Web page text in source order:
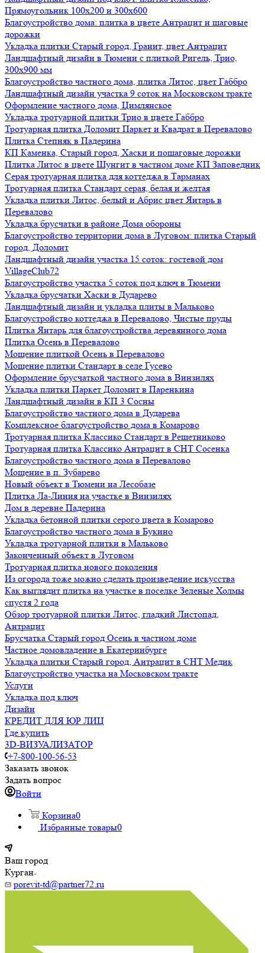
Прямоугольник 100х200 и 300х600
Благоустройство дома: плитка в цвете Антрацит и шаговые
дорожки
Укладка плитки Старый город, Гранит, цвет Антрацит
Ландшафтный дизайн в Тюмени с плиткой Ригель, Трио,
300х900 мм
Благоустройство частного дома, плитка Литос, цвет Габбро
Ландшафтный дизайн участка 9 соток на Московском тракте
Оформление частного дома, Цимлянское
Укладка тротуарной плитки Трио в цвете Габбро
Тротуарная плитка Доломит Паркет и Квадрат в Перевалово
Плитка Степняк в Падерина
КП Каменка, Старый город, Хаски и пошаговые дорожки
Плитка Литос в цвете Шунгит в частном доме КП Заповедник
Серая тротуарная плитка для коттеджа в Тарманах
Тротуарная плитка Стандарт серая, белая и желтая
Укладка плитки Литос, белый и Абрис цвет Янтарь в
Перевалово
Укладка брусчатки в районе Дома обороны
Благоустройство территории дома в Луговом: плитка Старый
город, Доломит
Ландшафтный дизайн участка 15 соток: гостевой дом
VillageClub72
Благоустройство участка 5 соток под ключ в Тюмени
Укладка брусчатки Хаски в Дударево
Ландшафтный дизайн и укладка плиты в Мальково
Благоустройство коттеджа в Перевалово, Чистые пруды
Плитка Янтарь для благоустройства деревянного дома
Плитка Осень в Перевалово
Мощение плиткой Осень в Перевалово
Мощение плитки Стандарт в селе Гусево
Оформление брусчаткой частного дома в Винзилях
Укладка плитки Паркет Доломит в Паренкина
Ландшафтный дизайн в КП 3 Сосны
Благоустройство частного дома в Дударева
Комплексное благоустройство дома в Комарово
Тротуарная плитка Классико Стандарт в Решетниково
Тротуарная плитка Классико Антрацит в СНТ Сосенка
Благоустройство частного дома в Перевалово
Мощение в п. Зубарево
Новый объект в Тюмени на Лесобазе
Плитка Ла-Линия на участке в Винзилях
Дом в деревне Падерина
Укладка бетонной плитки серого цвета в Комарово
Благоустройство частного дома в Букино
Укладка тротуарной плитки в Мальково
Законченный объект в Луговом
Тротуарная плитка нового поколения
Из огорода тоже можно сделать произведение искусства
Как выглядит плитка на участке в поселке Зеленые Холмы
спустя 2 года
Обзор тротуарной плитки Литос, гладкий Листопад,
Антрацит
Брусчатка Старый город Осень в частном доме
Частное домовладение в Екатеринбурге
Укладка плитки Старый город, Антрацит в СНТ Медик
Благоустройство участка на Московском тракте
Услуги
Укладка под ключ
Дизайн
КРЕДИТ ДЛЯ ЮР ЛИЦ
Где купить
3D-ВИЗУАЛИЗАТОР
+7-800-100-56-53
Заказать звонок
Задать вопрос
Войти
Корзина0
Избранные товары0
Ваш город
Курган
porevit-td@partner72.ru